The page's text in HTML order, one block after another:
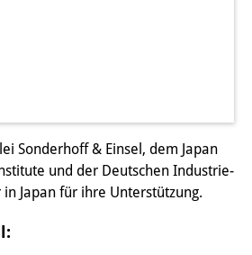
Sonderhoff & Einsel, dem Japan
und der Deutschen Industrie-
Japan für ihre Unterstützung.